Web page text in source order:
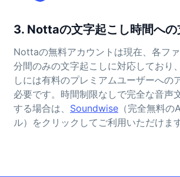
3. Nottaの文字起こし時間への
Nottaの無料アカウントは現在、各フ
分間のみの文字起こしに対応しており
しには有料のプレミアムユーザーへの
必要です。時間制限なしで完全な音声
する場合は、 Soundwise （完全無料
ル）をクリックしてご利用いただけます